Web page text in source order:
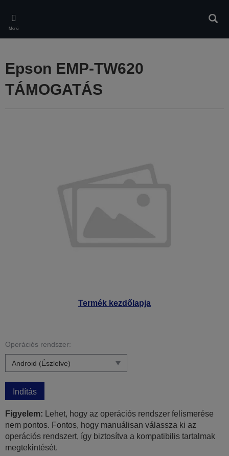
main
content
Menü
Termék kezdőlapja
Epson EMP-TW620
TÁMOGATÁS
Operációs rendszer:
Indítás
Figyelem: Lehet, hogy az operációs rendszer felismerése
nem pontos. Fontos, hogy manuálisan válassza ki az
operációs rendszert, így biztosítva a kompatibilis tartalmak
megtekintését.